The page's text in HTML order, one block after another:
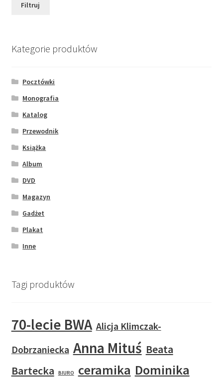
Filtruj
Kategorie produktów
Pocztówki
Monografia
Katalog
Przewodnik
Książka
Album
DVD
Magazyn
Gadżet
Plakat
Inne
Tagi produktów
70-lecie BWA Alicja Klimczak-
Dobrzaniecka Anna Mituś Beata
Bartecka
BIURO ceramika Dominika